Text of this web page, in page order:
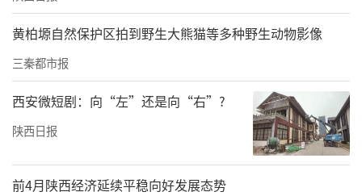
黄柏塬自然保护区拍到野生大熊猫等多种野生动物影像
三秦都市报
西安微短剧：向“左”还是向“右”?
陕西日报
前4月陕西经济延续平稳向好发展态势